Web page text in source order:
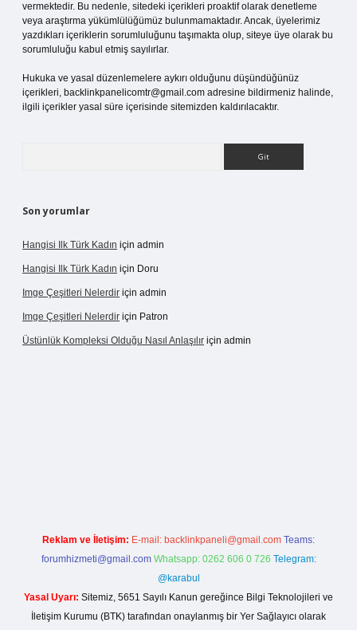
vermektedir. Bu nedenle, sitedeki içerikleri proaktif olarak denetleme
veya araştırma yükümlülüğümüz bulunmamaktadır. Ancak, üyelerimiz
yazdıkları içeriklerin sorumluluğunu taşımakta olup, siteye üye olarak bu
sorumluluğu kabul etmiş sayılırlar.
Hukuka ve yasal düzenlemelere aykırı olduğunu düşündüğünüz
içerikleri, backlinkpanelicomtr@gmail.com adresine bildirmeniz halinde,
ilgili içerikler yasal süre içerisinde sitemizden kaldırılacaktır.
Son yorumlar
Hangisi Ilk Türk Kadın için admin
Hangisi Ilk Türk Kadın için Doru
Imge Çeşitleri Nelerdir için admin
Imge Çeşitleri Nelerdir için Patron
Üstünlük Kompleksi Olduğu Nasıl Anlaşılır için admin
Reklam ve İletişim: E-mail: backlinkpaneli@gmail.com Teams:
forumhizmeti@gmail.com Whatsapp: 0262 606 0 726 Telegram:
@karabul
Yasal Uyarı: Sitemiz, 5651 Sayılı Kanun gereğince Bilgi Teknolojileri ve
İletişim Kurumu (BTK) tarafından onaylanmış bir Yer Sağlayıcı olarak